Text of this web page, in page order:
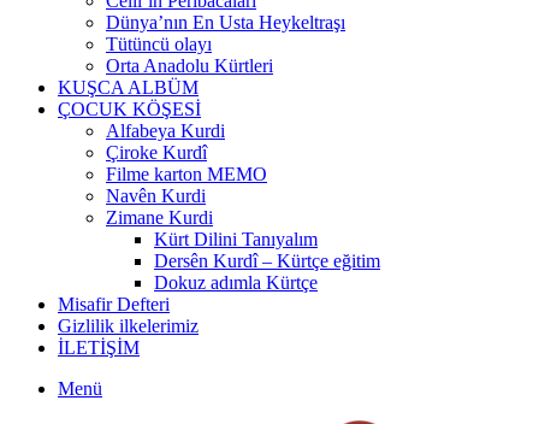
Dünya’nın En Usta Heykeltraşı
Tütüncü olayı
Orta Anadolu Kürtleri
KUŞCA ALBÜM
ÇOCUK KÖŞESİ
Alfabeya Kurdi
Çiroke Kurdî
Filme karton MEMO
Navên Kurdi
Zimane Kurdi
Kürt Dilini Tanıyalım
Dersên Kurdî – Kürtçe eğitim
Dokuz adımla Kürtçe
Misafir Defteri
Gizlilik ilkelerimiz
İLETİŞİM
Menü